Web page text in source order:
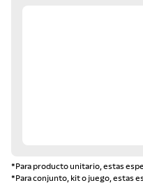
*Para producto unitario, estas
*Para conjunto, kit o juego, estas